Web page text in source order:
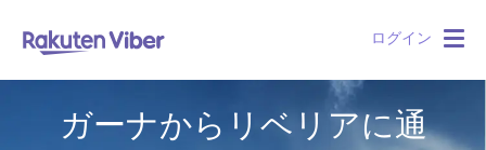
ログイン
ガーナからリベリアに通